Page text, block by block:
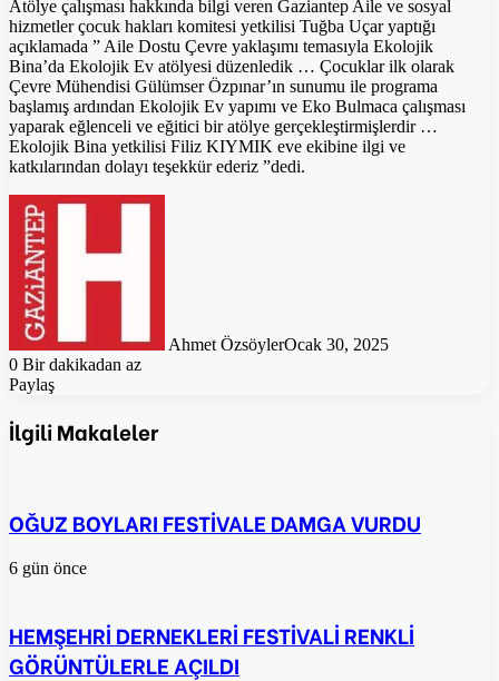
Atölye çalışması hakkında bilgi veren Gaziantep Aile ve sosyal
hizmetler çocuk hakları komitesi yetkilisi Tuğba Uçar yaptığı
açıklamada ” Aile Dostu Çevre yaklaşımı temasıyla Ekolojik
Bina’da Ekolojik Ev atölyesi düzenledik … Çocuklar ilk olarak
Çevre Mühendisi Gülümser Özpınar’ın sunumu ile programa
başlamış ardından Ekolojik Ev yapımı ve Eko Bulmaca çalışması
yaparak eğlenceli ve eğitici bir atölye gerçekleştirmişlerdir …
Ekolojik Bina yetkilisi Filiz KIYMIK eve ekibine ilgi ve
katkılarından dolayı teşekkür ederiz ”dedi.
Ahmet ÖzsöylerOcak 30, 2025
0 Bir dakikadan az
Paylaş
Posta
ile
İlgili Makaleler
OĞUZ BOYLARI FESTİVALE DAMGA VURDU
6 gün önce
HEMŞEHRİ DERNEKLERİ FESTİVALİ RENKLİ
GÖRÜNTÜLERLE AÇILDI